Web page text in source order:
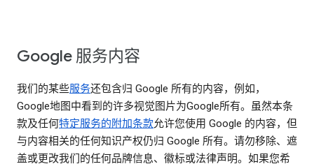
Google 服务内容
我们的某些服务还包含归 Google 所有的内容，例如，
Google地图中看到的许多视觉图片为Google所有。虽然本条
款及任何特定服务的附加条款允许您使用 Google 的内容，但
与内容相关的任何知识产权仍归 Google 所有。请勿移除、遮
盖或更改我们的任何品牌信息、徽标或法律声明。如果您希